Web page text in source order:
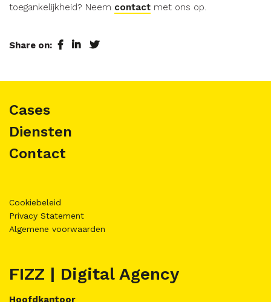
toegankelijkheid? Neem contact met ons op.
Share on:
Cases
Diensten
Contact
Cookiebeleid
Privacy Statement
Algemene voorwaarden
FIZZ | Digital Agency